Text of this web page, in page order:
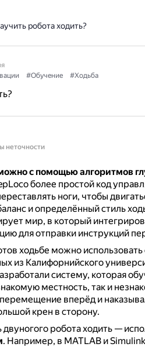
робота ходить?
#Обучение #Ходьба
неточности
с помощью алгоритмов
более простой код
ноги, чтобы
и определённый стиль
мир, в который
для отправки инструкций
ходьбе можно использовать
из Калифорнийского
систему, которая
местность, так и
вперёд и
крен в сторону.
робота ходить —
. Например, в MATLAB и